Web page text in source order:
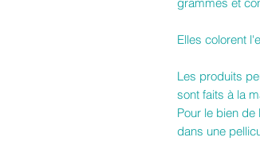
Elles colorent
Les produits
sont faits à la
Pour le bien
dans une